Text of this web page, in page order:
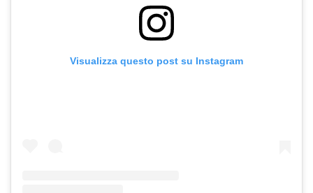
Visualizza questo post su Instagram